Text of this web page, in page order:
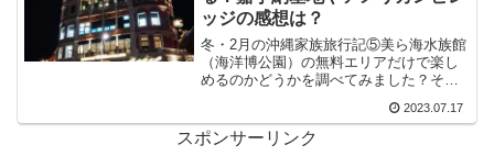
ッジの感想は？
冬・2月の沖縄家族旅行記⑤美ら海水族館
（海洋博公園）の無料エリアだけで楽し
めるのかどうかを調べてみました？その
ジを訪問。それぞれの感想を紹介！2023.07.17
スポンサーリンク